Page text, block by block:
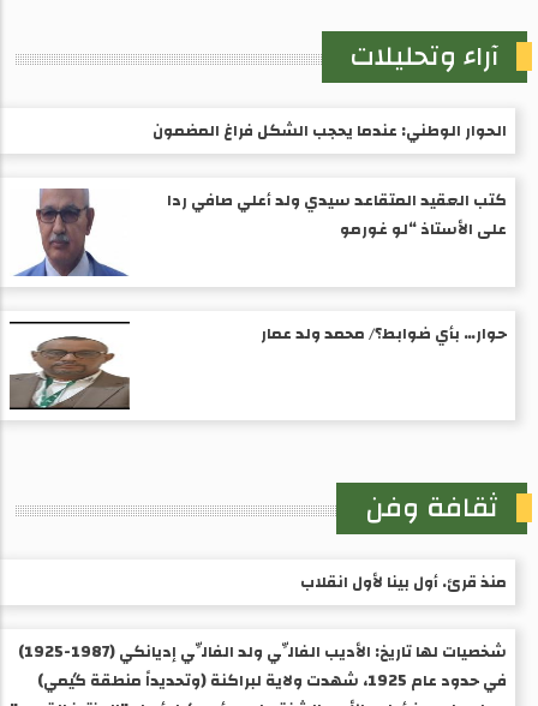
آراء وتحليلات
الحوار الوطني: عندما يحجب الشكل فراغ المضمون
كتب العقيد المتقاعد سيدي ولد أعلي صافي ردا
على الأستاذ “لو غورمو
حوار… بأي ضوابط؟/ محمد ولد عمار
ثقافة وفن
منذ قرئ. أول بينا لأول انقلاب
شخصيات لها تاريخ: الأديب الفالِّي ولد الفالِّي إديانكي (1987-1925) ​
في حدود عام 1925، شهدت ولاية لبراكنة (وتحديداً منطقة گيمي)